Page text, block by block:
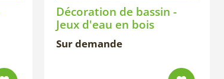
Décoration de bassin -
Jeux d'eau en bois
Sur demande